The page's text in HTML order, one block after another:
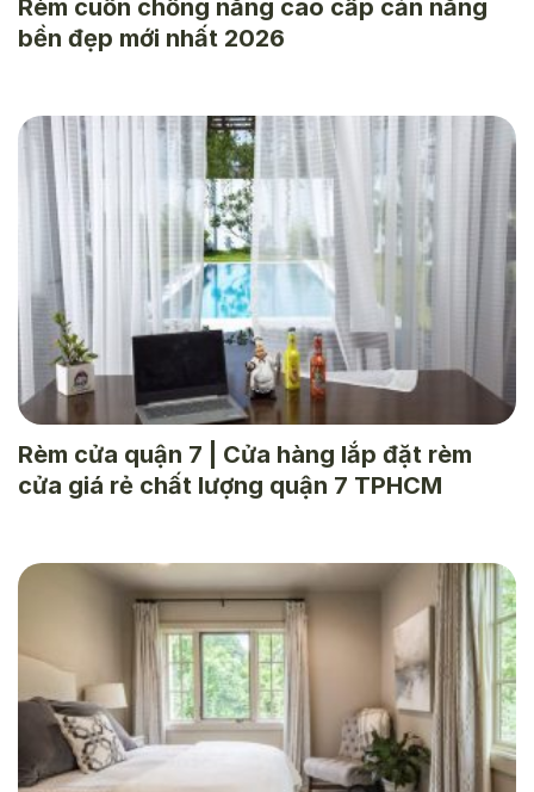
Rèm cuốn chống nắng cao cấp cản nắng
bền đẹp mới nhất 2026
Rèm cửa quận 7 | Cửa hàng lắp đặt rèm
cửa giá rẻ chất lượng quận 7 TPHCM